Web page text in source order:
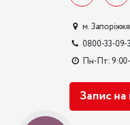
м.
0800-33-09-
Пн-Пт:
Запис